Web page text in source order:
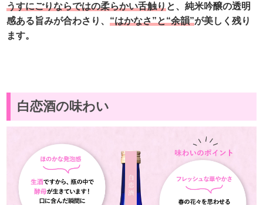
うすにごりならではの柔らかい舌触りと、純米吟醸の透明
感ある旨みが合わさり、“はかなさ”と“余韻”が美しく残り
ます。
白恋酒の味わい